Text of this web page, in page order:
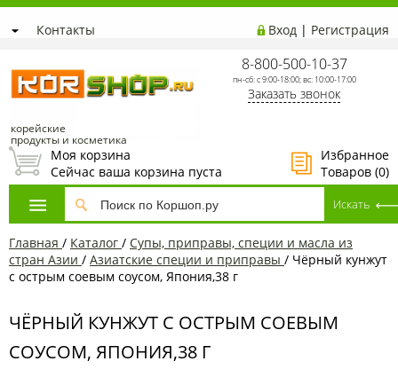
Контакты Вход | Регистрация
корейские
продукты и косметика
8-800-500-10-37
пн-сб: с 9:00-18:00; вс: 10:00-17:00
Заказать звонок
Избранное
Товаров (0)
Моя корзина
Сейчас ваша корзина пуста
Главная / Каталог / Супы, приправы, специи и масла из
стран Азии / Азиатские специи и приправы / Чёрный кунжут
с острым соевым соусом, Япония,38 г
ЧЁРНЫЙ КУНЖУТ С ОСТРЫМ СОЕВЫМ
СОУСОМ, ЯПОНИЯ,38 Г